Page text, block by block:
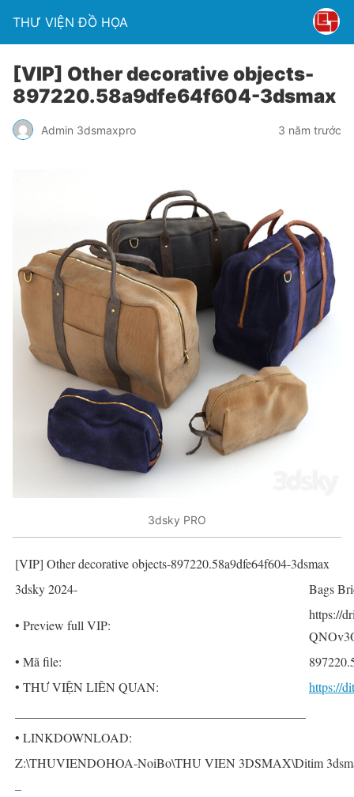
THƯ VIỆN ĐỒ HỌA
[VIP] Other decorative objects-
897220.58a9dfe64f604-3dsmax
Admin 3dsmaxpro 3 năm trước
3dsky PRO
[VIP] Other decorative objects-897220.58a9dfe64f604-3dsmax
3dsky 2024-
Bags
• Preview full VIP:
https://
• Mã file:
• THƯ VIỆN LIÊN QUAN:
https://
• LINKDOWNLOAD:
Z:\THUVIENDOHOA-NoiBo\THU VIEN 3DSMAX\Ditim
–